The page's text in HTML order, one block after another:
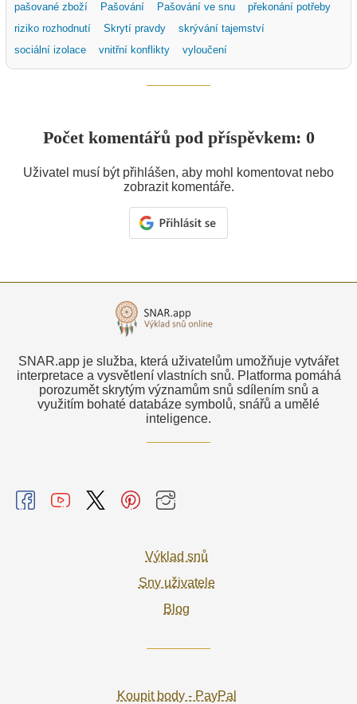
pašované zboží
Pašování Pašování ve snu
překonání potřeby
riziko rozhodnutí
Skrytí pravdy
skrývání tajemství
sociální izolace
vnitřní konflikty vyloučení
Počet komentářů pod příspěvkem: 0
Uživatel musí být přihlášen, aby mohl komentovat nebo
zobrazit komentáře.
SNAR.app je služba, která uživatelům umožňuje vytvářet
interpretace a vysvětlení vlastních snů. Platforma pomáhá
porozumět skrytým významům snů sdílením snů a
využitím bohaté databáze symbolů, snářů a umělé
inteligence.
Výklad snů
Sny uživatele
Blog
Koupit body - PayPal